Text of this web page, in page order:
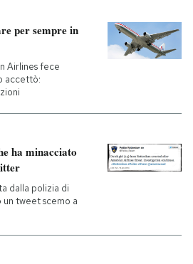
per sempre in
Airlines fece
accettò:
ha minacciato
dalla polizia di
tweet scemo a